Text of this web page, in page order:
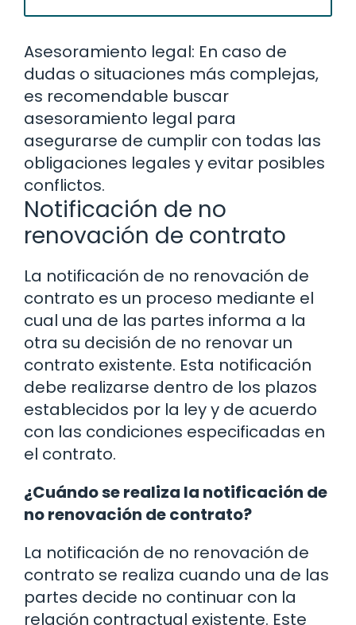
Asesoramiento legal: En caso de
dudas o situaciones más complejas,
es recomendable buscar
asesoramiento legal para
asegurarse de cumplir con todas las
obligaciones legales y evitar posibles
conflictos.
Notificación de no
renovación de contrato
La notificación de no renovación de
contrato es un proceso mediante el
cual una de las partes informa a la
otra su decisión de no renovar un
contrato existente. Esta notificación
debe realizarse dentro de los plazos
establecidos por la ley y de acuerdo
con las condiciones especificadas en
el contrato.
¿Cuándo se realiza la notificación de
no renovación de contrato?
La notificación de no renovación de
contrato se realiza cuando una de las
partes decide no continuar con la
relación contractual existente. Este